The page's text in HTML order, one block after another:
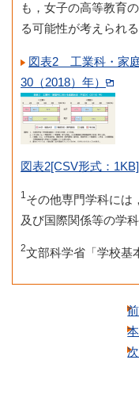
も，女子の高等教育
る可能性が考えられる
図表2 工業科・家
30（2018）年）
図表2[CSV形式：1KB]
1 その他専門学科には
及び国際関係等の学科
2文部科学省「学校基